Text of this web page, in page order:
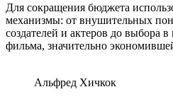
Для сокращения бюджета
механизмы: от внушительных
создателей и актеров до выбора
фильма, значительно
Альфред Хичкок